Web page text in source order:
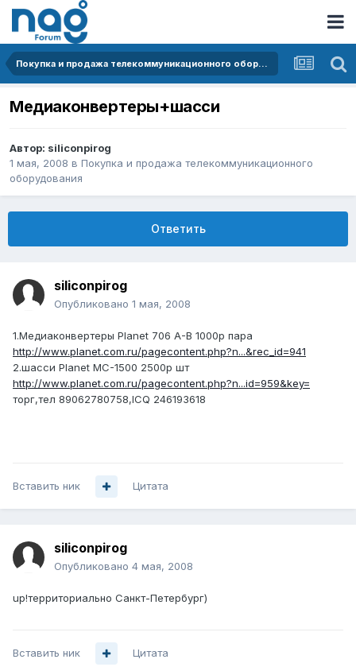
Покупка и продажа телекоммуникационного оборудования
Медиаконвертеры+шасси
Автор: siliconpirog
1 мая, 2008 в Покупка и продажа телекоммуникационного
оборудования
Ответить
siliconpirog
Опубликовано 1 мая, 2008
1.Медиаконвертеры Planet 706 A-B 1000р пара
http://www.planet.com.ru/pagecontent.php?n...&rec_id=941
2.шасси Planet MC-1500 2500р шт
http://www.planet.com.ru/pagecontent.php?n...id=959&key=
торг,тел 89062780758,ICQ 246193618
Вставить ник Цитата
siliconpirog
Опубликовано 4 мая, 2008
up!территориально Санкт-Петербург)
Вставить ник Цитата